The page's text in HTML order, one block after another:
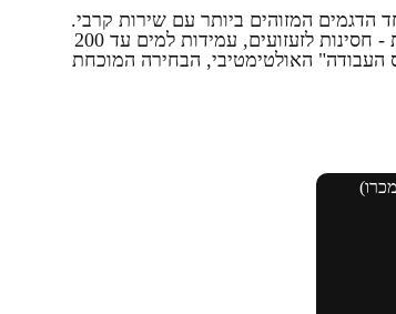
הדגמים המזוהים ביותר עם שירות קרבי.
הוא מציע עמידות G-Shock טהורה ובלתי מתפשרת - חסינות לזעזועים, עמידות למים עד 200
העבודה" האולטימטיבי, הבחירה המוכחת